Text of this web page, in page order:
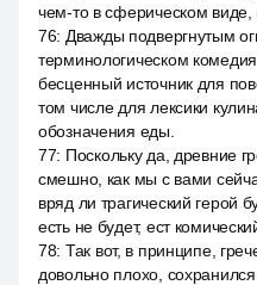
чем-то в сферическом виде,
76: Дважды подвергнутым
терминологическом
бесценный источник для
том числе для лексики
обозначения еды.
77: Поскольку да, древние
смешно, как мы с вами
вряд ли трагический герой
есть не будет, ест
78: Так вот, в принципе,
довольно плохо,